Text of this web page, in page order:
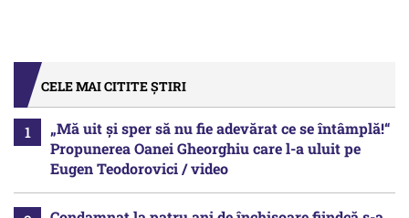
CELE MAI CITITE ȘTIRI
„Mă uit și sper să nu fie adevărat ce se întâmplă!“
Propunerea Oanei Gheorghiu care l-a uluit pe
Eugen Teodorovici / video